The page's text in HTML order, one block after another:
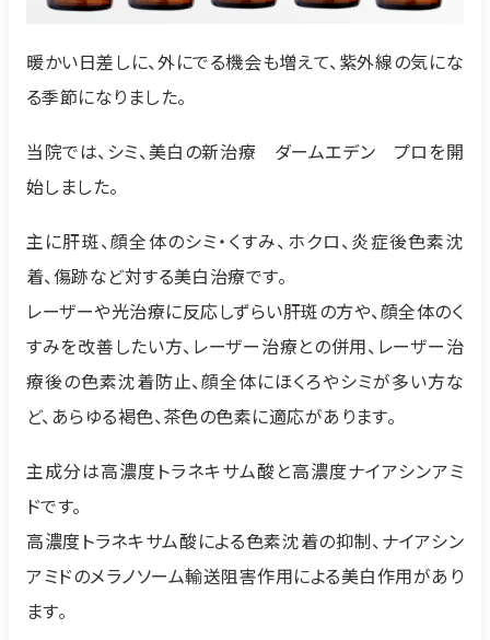
暖かい日差しに、外にでる機会も増えて、紫外線の気にな
る季節になりました。
当院では、シミ、美白の新治療 ダームエデン プロを開
始しました。
主に肝斑、顔全体のシミ・くすみ、ホクロ、炎症後色素沈
着、傷跡など対する美白治療です。
レーザーや光治療に反応しずらい肝斑の方や、顔全体のく
すみを改善したい方、レーザー治療との併用、レーザー治
療後の色素沈着防止、顔全体にほくろやシミが多い方な
ど、あらゆる褐色、茶色の色素に適応があります。
主成分は高濃度トラネキサム酸と高濃度ナイアシンアミ
ドです。
高濃度トラネキサム酸による色素沈着の抑制、ナイアシン
アミドのメラノソーム輸送阻害作用による美白作用があり
ます。